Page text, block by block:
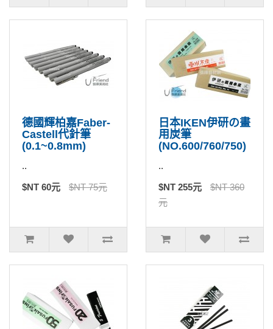
德國輝柏嘉Faber-
Castell代針筆
(0.1~0.8mm)
..
$NT 60元 $NT 75元
日本IKEN伊研の畫
用炭筆
(NO.600/760/750)
..
$NT 255元
$NT 360
元